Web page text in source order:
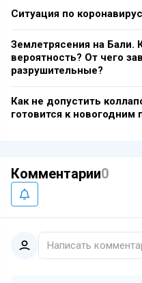
Ситуация по
Землетрясения на Бали.
вероятность? От чего
разрушительные?
Как не допустить
готовится к новогодним
Комментарии0
Написать